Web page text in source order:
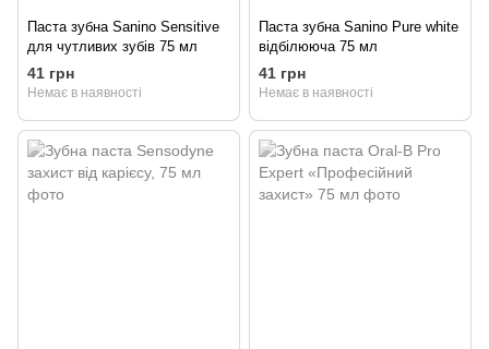
Паста зубна Sanino Sensitive
для чутливих зубів 75 мл
41 грн
Немає в наявності
Паста зубна Sanino Pure white
відбілююча 75 мл
41 грн
Немає в наявності